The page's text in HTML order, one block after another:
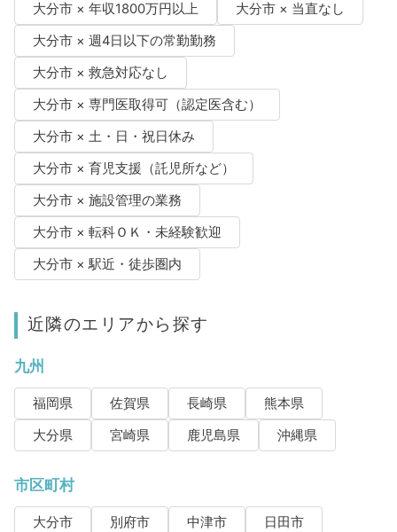
大分市 × 年収1800万円以上
大分市 × 当直なし
大分市 × 週4日以下の常勤勤務
大分市 × 救急対応なし
大分市 × 専門医取得可（認定医含む）
大分市 × 土・日・祝日休み
大分市 × 育児支援（託児所など）
大分市 × 施設管理の業務
大分市 × 転科ＯＫ・未経験歓迎
大分市 × 駅近・徒歩圏内
近隣のエリアから探す
九州
福岡県 佐賀県 長崎県
熊本県
大分県
宮崎県 鹿児島県 沖縄県
市区町村
大分市 別府市 中津市
日田市